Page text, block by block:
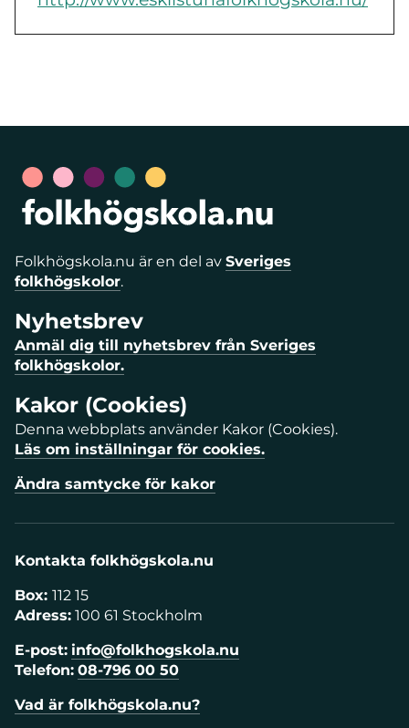
Folkhögskola.nu är en del av Sveriges
folkhögskolor.
Nyhetsbrev
Anmäl dig till nyhetsbrev från Sveriges
folkhögskolor.
Kakor (Cookies)
Denna webbplats använder Kakor (Cookies).
Läs om inställningar för cookies.
Ändra samtycke för kakor
Kontakta folkhögskola.nu
Box: 112 15
Adress: 100 61 Stockholm
E-post: info@folkhogskola.nu
Telefon: 08-796 00 50
Vad är folkhögskola.nu?